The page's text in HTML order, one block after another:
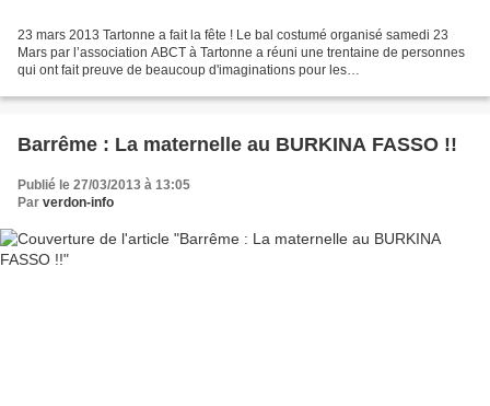
23 mars 2013 Tartonne a fait la fête ! Le bal costumé organisé samedi 23
Mars par l’association ABCT à Tartonne a réuni une trentaine de personnes
qui ont fait preuve de beaucoup d'imaginations pour les
Barrême : La maternelle au BURKINA FASSO !!
Publié le 27/03/2013 à 13:05
Par verdon-info